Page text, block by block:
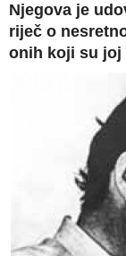
Njegova je
riječ o
onih koji su joj